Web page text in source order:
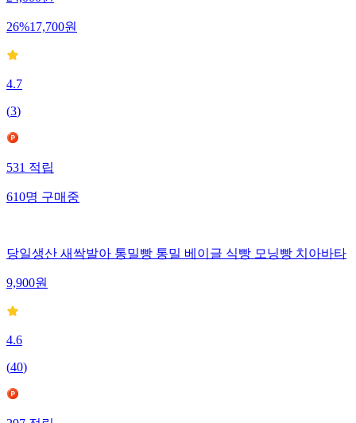
26%17,700원
4.7
(3)
531적립
610명구매중
당일생산 새싹발아 통밀빵 통밀 베이글 식빵 모닝빵 치아바타
9,900원
4.6
(40)